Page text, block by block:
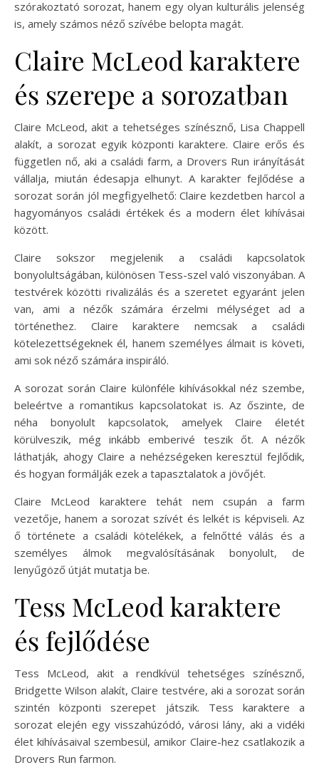
szórakoztató sorozat, hanem egy olyan kulturális jelenség
is, amely számos néző szívébe belopta magát.
Claire McLeod karaktere
és szerepe a sorozatban
Claire McLeod, akit a tehetséges színésznő, Lisa Chappell
alakít, a sorozat egyik központi karaktere. Claire erős és
független nő, aki a családi farm, a Drovers Run irányítását
vállalja, miután édesapja elhunyt. A karakter fejlődése a
sorozat során jól megfigyelhető: Claire kezdetben harcol a
hagyományos családi értékek és a modern élet kihívásai
között.
Claire sokszor megjelenik a családi kapcsolatok
bonyolultságában, különösen Tess-szel való viszonyában. A
testvérek közötti rivalizálás és a szeretet egyaránt jelen
van, ami a nézők számára érzelmi mélységet ad a
történethez. Claire karaktere nemcsak a családi
kötelezettségeknek él, hanem személyes álmait is követi,
ami sok néző számára inspiráló.
A sorozat során Claire különféle kihívásokkal néz szembe,
beleértve a romantikus kapcsolatokat is. Az őszinte, de
néha bonyolult kapcsolatok, amelyek Claire életét
körülveszik, még inkább emberivé teszik őt. A nézők
láthatják, ahogy Claire a nehézségeken keresztül fejlődik,
és hogyan formálják ezek a tapasztalatok a jövőjét.
Claire McLeod karaktere tehát nem csupán a farm
vezetője, hanem a sorozat szívét és lelkét is képviseli. Az
ő története a családi kötelékek, a felnőtté válás és a
személyes álmok megvalósításának bonyolult, de
lenyűgöző útját mutatja be.
Tess McLeod karaktere
és fejlődése
Tess McLeod, akit a rendkívül tehetséges színésznő,
Bridgette Wilson alakít, Claire testvére, aki a sorozat során
szintén központi szerepet játszik. Tess karaktere a
sorozat elején egy visszahúzódó, városi lány, aki a vidéki
élet kihívásaival szembesül, amikor Claire-hez csatlakozik a
Drovers Run farmon.